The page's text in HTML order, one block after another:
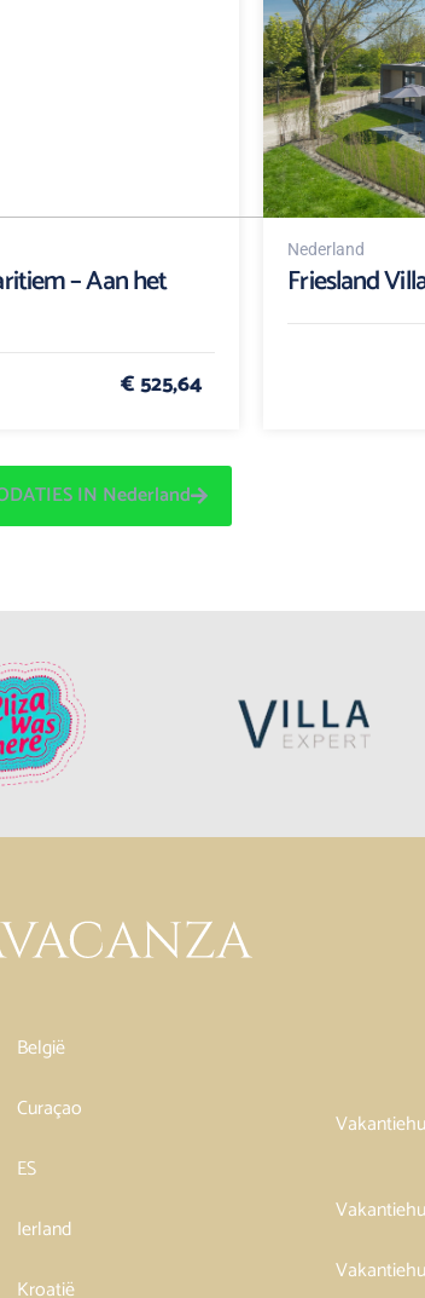
– Aan het
€ 525,64
Nederland
Friesland
IN Nederland
België
Curaçao
ES
Ierland
Kroatië